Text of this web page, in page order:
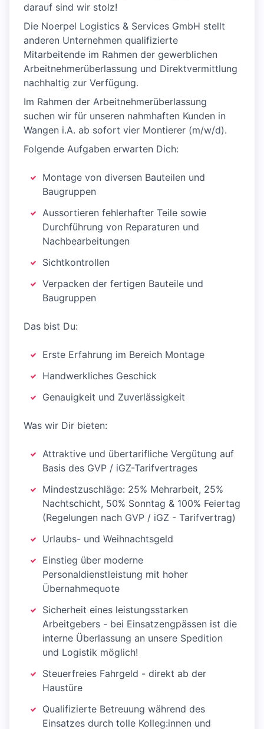
darauf sind wir stolz!
Die Noerpel Logistics & Services GmbH stellt
anderen Unternehmen qualifizierte
Mitarbeitende im Rahmen der gewerblichen
Arbeitnehmerüberlassung und Direktvermittlung
nachhaltig zur Verfügung.
Im Rahmen der Arbeitnehmerüberlassung
suchen wir für unseren nahmhaften Kunden in
Wangen i.A. ab sofort vier Montierer (m/w/d).
Folgende Aufgaben erwarten Dich:
Montage von diversen Bauteilen und
Baugruppen
Aussortieren fehlerhafter Teile sowie
Durchführung von Reparaturen und
Nachbearbeitungen
Sichtkontrollen
Verpacken der fertigen Bauteile und
Baugruppen
Das bist Du:
Erste Erfahrung im Bereich Montage
Handwerkliches Geschick
Genauigkeit und Zuverlässigkeit
Was wir Dir bieten:
Attraktive und übertarifliche Vergütung auf
Basis des GVP / iGZ-Tarifvertrages
Mindestzuschläge: 25% Mehrarbeit, 25%
Nachtschicht, 50% Sonntag & 100% Feiertag
(Regelungen nach GVP / iGZ - Tarifvertrag)
Urlaubs- und Weihnachtsgeld
Einstieg über moderne
Personaldienstleistung mit hoher
Übernahmequote
Sicherheit eines leistungsstarken
Arbeitgebers - bei Einsatzengpässen ist die
interne Überlassung an unsere Spedition
und Logistik möglich!
Steuerfreies Fahrgeld - direkt ab der
Haustüre
Qualifizierte Betreuung während des
Einsatzes durch tolle Kolleg:innen und